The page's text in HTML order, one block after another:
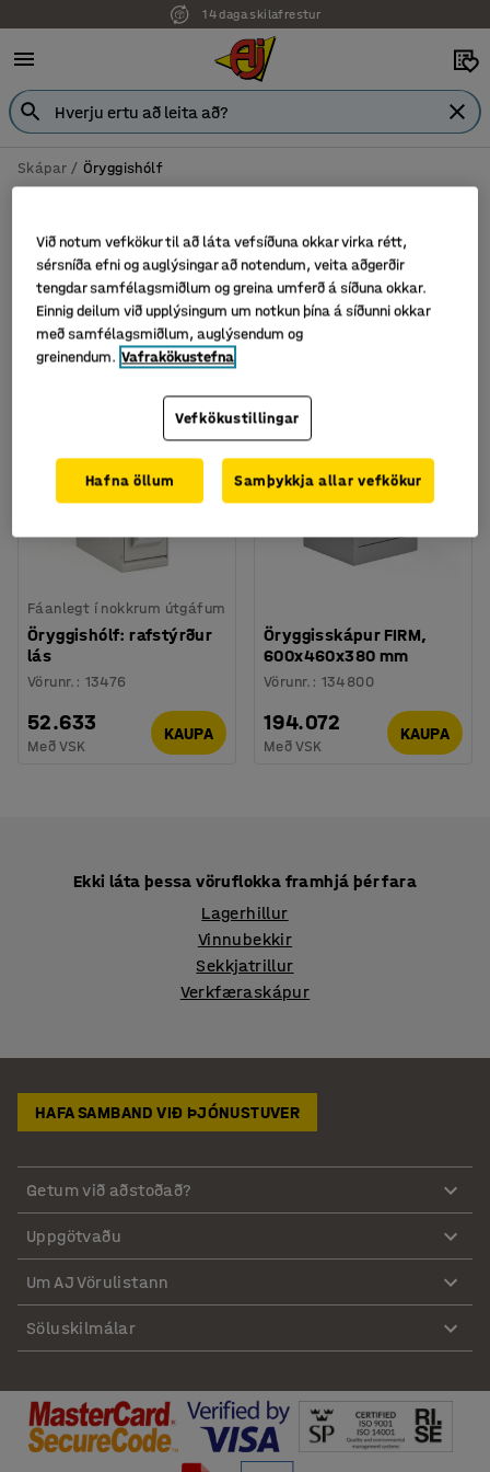
14 daga skilafrestur
Skápar Öryggishólf
Sía Flokka
2 vörur
Fáanlegt í nokkrum útgáfum
Öryggishólf: rafstýrður
lás
Vörunr. : 13476
52.633
Með VSK
KAUPA
Öryggisskápur FIRM,
600x460x380 mm
Vörunr. : 134800
194.072
Með VSK
KAUPA
Ekki láta þessa vöruflokka framhjá þér fara
Lagerhillur
Vinnubekkir
Sekkjatrillur
Verkfæraskápur
HAFA SAMBAND VIÐ ÞJÓNUSTUVER
Getum við aðstoðað?
Uppgötvaðu
Um AJ Vörulistann
Söluskilmálar
Við notum vefkökur til að láta vefsíðuna okkar virka rétt,
sérsníða efni og auglýsingar að notendum, veita aðgerðir
tengdar samfélagsmiðlum og greina umferð á síðuna okkar.
Einnig deilum við upplýsingum um notkun þína á síðunni okkar
með samfélagsmiðlum, auglýsendum og
greinendum. Vafrakökustefna
Vefkökustillingar
Hafna öllum Samþykkja allar vefkökur